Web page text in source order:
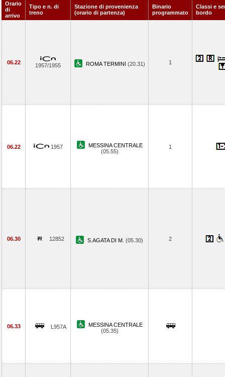
Orario
di
arrivo
Tipo e n. di
treno
Stazione di provenienza
(orario di partenza)
Binario
programmato
Classi e
bordo
06.22 1957/1955 ROMA TERMINI (20.31) 1
06.22 1957
MESSINA CENTRALE
(05.55)
1
06.30 12852 S.AGATA DI M. (05.30) 2
06.33 L957A
MESSINA CENTRALE
(05.35)